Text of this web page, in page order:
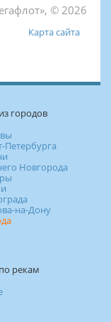
© 2026
Карта сайта
городов
Петербурга
Новгорода
на-Дону
рекам